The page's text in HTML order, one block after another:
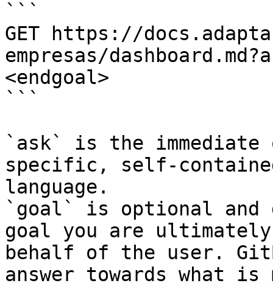
```
GET https://
empresas/
<endgoal>
```
`ask` is the
specific, self-
language.
`goal` is optional and
goal you are
behalf of the user.
answer towards what